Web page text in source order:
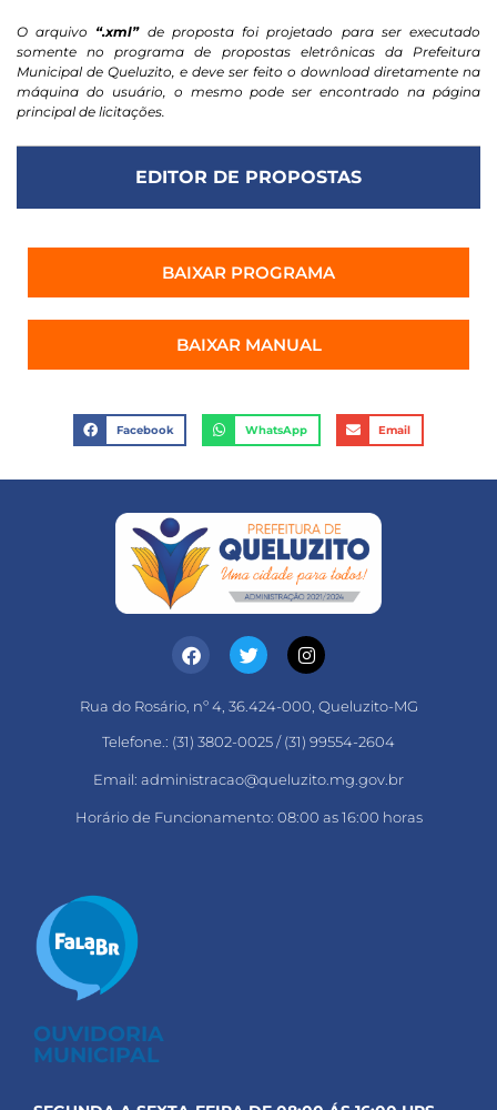
O arquivo “.xml”de proposta foi projetado para ser executado
somente no programa de propostas eletrônicas da Prefeitura
Municipal de Queluzito, e deve ser feito o download diretamente na
máquina do usuário, o mesmo pode ser encontrado na página
principal de licitações.
EDITOR DE PROPOSTAS
BAIXAR PROGRAMA
BAIXAR MANUAL
Facebook WhatsApp Email
Rua do Rosário, nº 4, 36.424-000, Queluzito-MG
Telefone.: (31) 3802-0025 / (31) 99554-2604
Email: administracao@queluzito.mg.gov.br
Horário de Funcionamento: 08:00 as 16:00 horas
OUVIDORIA
MUNICIPAL